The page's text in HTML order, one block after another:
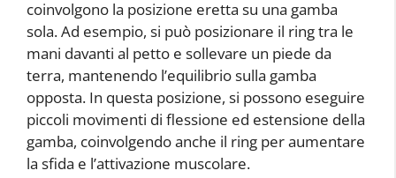
coinvolgono la posizione eretta su una gamba
sola. Ad esempio, si può posizionare il ring tra le
mani davanti al petto e sollevare un piede da
terra, mantenendo l’equilibrio sulla gamba
opposta. In questa posizione, si possono eseguire
piccoli movimenti di flessione ed estensione della
gamba, coinvolgendo anche il ring per aumentare
la sfida e l’attivazione muscolare.